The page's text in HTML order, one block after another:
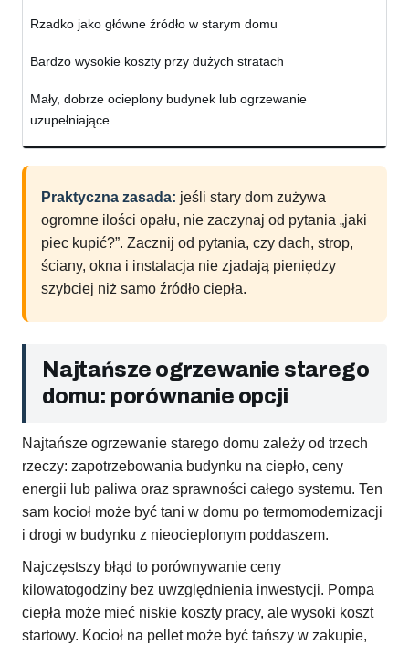
Rzadko jako główne źródło w starym domu
Bardzo wysokie koszty przy dużych stratach
Mały, dobrze ocieplony budynek lub ogrzewanie
uzupełniające
Praktyczna zasada: jeśli stary dom zużywa
ogromne ilości opału, nie zaczynaj od pytania „jaki
piec kupić?”. Zacznij od pytania, czy dach, strop,
ściany, okna i instalacja nie zjadają pieniędzy
szybciej niż samo źródło ciepła.
Najtańsze ogrzewanie starego
domu: porównanie opcji
Najtańsze ogrzewanie starego domu zależy od trzech
rzeczy: zapotrzebowania budynku na ciepło, ceny
energii lub paliwa oraz sprawności całego systemu. Ten
sam kocioł może być tani w domu po termomodernizacji
i drogi w budynku z nieocieplonym poddaszem.
Najczęstszy błąd to porównywanie ceny
kilowatogodziny bez uwzględnienia inwestycji. Pompa
ciepła może mieć niskie koszty pracy, ale wysoki koszt
startowy. Kocioł na pellet może być tańszy w zakupie,